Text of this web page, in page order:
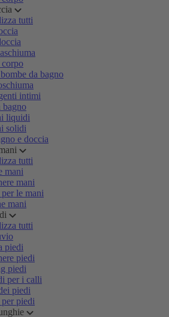
tutti
corpo
da bagno
intimi
bagno
liquidi
solidi
e doccia
tutti
mani
mani
le mani
mani
tutti
piedi
piedi
piedi
per i calli
piedi
piedi